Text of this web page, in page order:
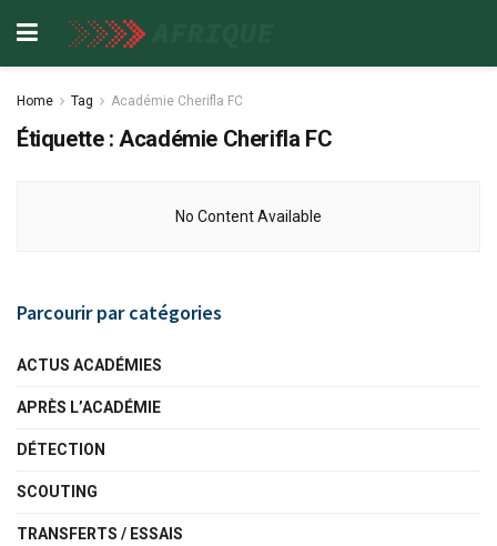
Home Tag Académie Cherifla FC
Étiquette :Académie Cherifla FC
No Content Available
Parcourir par catégories
ACTUS ACADÉMIES
APRÈS L’ACADÉMIE
DÉTECTION
SCOUTING
TRANSFERTS / ESSAIS